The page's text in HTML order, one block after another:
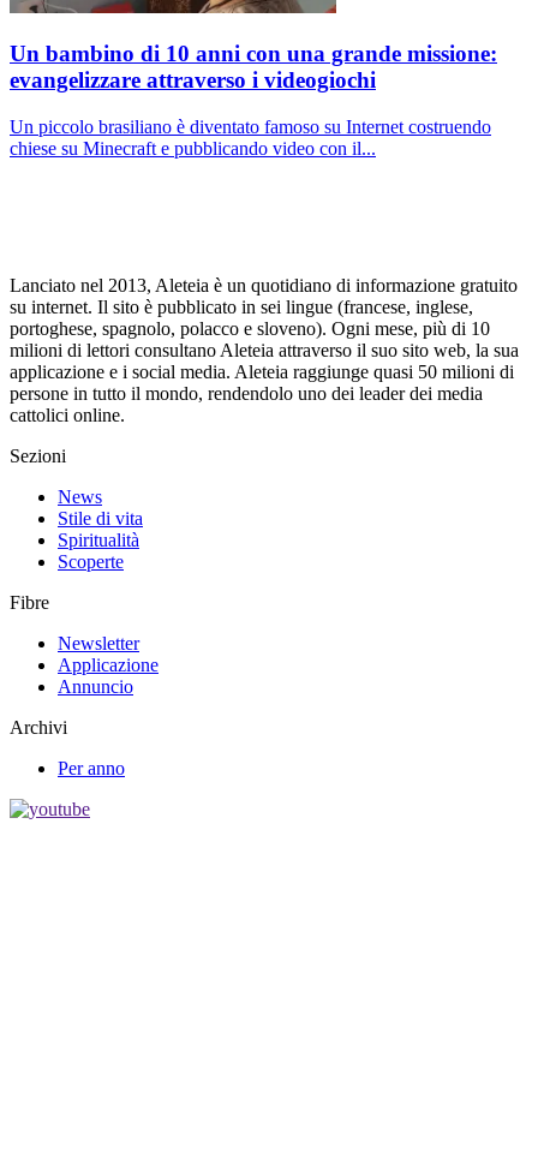
Un bambino di 10 anni con una grande missione:
evangelizzare attraverso i videogiochi
Un piccolo brasiliano è diventato famoso su Internet costruendo
chiese su Minecraft e pubblicando video con il...
Lanciato nel 2013, Aleteia è un quotidiano di informazione gratuito
su internet. Il sito è pubblicato in sei lingue (francese, inglese,
portoghese, spagnolo, polacco e sloveno). Ogni mese, più di 10
milioni di lettori consultano Aleteia attraverso il suo sito web, la sua
applicazione e i social media. Aleteia raggiunge quasi 50 milioni di
persone in tutto il mondo, rendendolo uno dei leader dei media
cattolici online.
Sezioni
News
Stile di vita
Spiritualità
Scoperte
Fibre
Newsletter
Applicazione
Annuncio
Archivi
Per anno